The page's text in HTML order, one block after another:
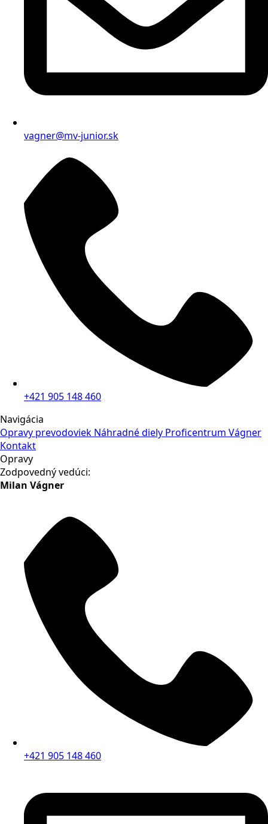
vagner@mv-junior.sk
+421 905 148 460
Navigácia
Opravy prevodoviek Náhradné diely Proficentrum Vágner
Kontakt
Opravy
Zodpovedný vedúci:
Milan Vágner
+421 905 148 460